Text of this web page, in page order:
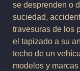
se desprenden o
suciedad,
travesuras de los
el tapizado a su
techo de un
modelos y